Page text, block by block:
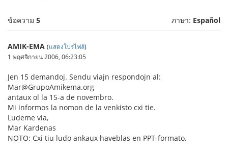
ข้อความ 5 ภาษา: Español
AMIK-EMA (แสดงโปรไฟล์)
1 พฤศจิกายน 2006, 06:23:05
Jen 15 demandoj. Sendu viajn respondojn al:
Mar@GrupoAmikema.org
antaux ol la 15-a de novembro.
Mi informos la nomon de la venkisto cxi tie.
Ludeme via,
Mar Kardenas
NOTO: Cxi tiu ludo ankaux haveblas en PPT-formato.